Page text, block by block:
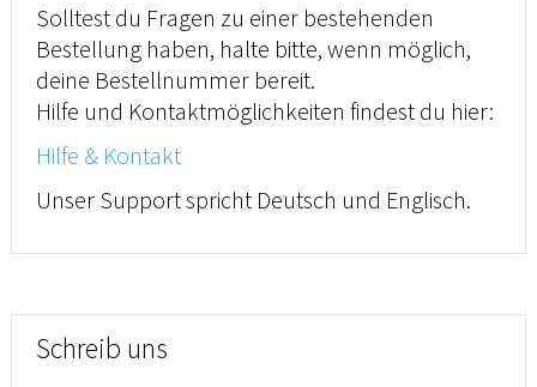
Solltest du Fragen zu einer bestehenden
Bestellung haben, halte bitte, wenn möglich,
deine Bestellnummer bereit.
Hilfe und Kontaktmöglichkeiten findest du hier:
Hilfe & Kontakt
Unser Support spricht Deutsch und Englisch.
Schreib uns